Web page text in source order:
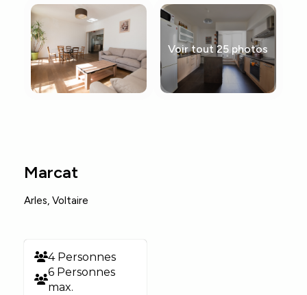
Voir tout 25 photos
Marcat
Arles,Voltaire
4 Personnes
6 Personnes
max.